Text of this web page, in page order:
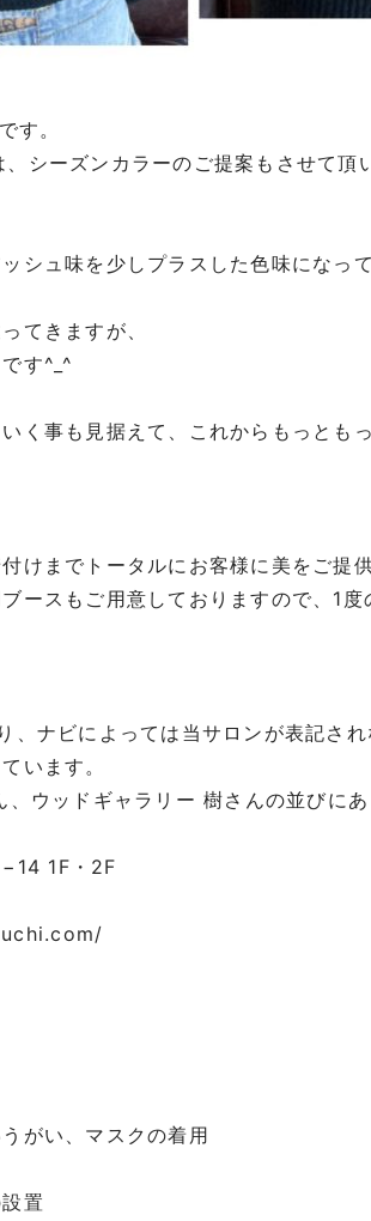
す。
シーズンカラーのご提案もさせて頂
シュ味を少しプラスした色味になって
てきますが、
す^_^
く事も見据えて、これからもっとも
けまでトータルにお客様に美をご提
ースもご用意しておりますので、1度
、ナビによっては当サロンが表記され
います。
ウッドギャラリー 樹さんの並びにあ
1F・2F
がい、マスクの着用
置